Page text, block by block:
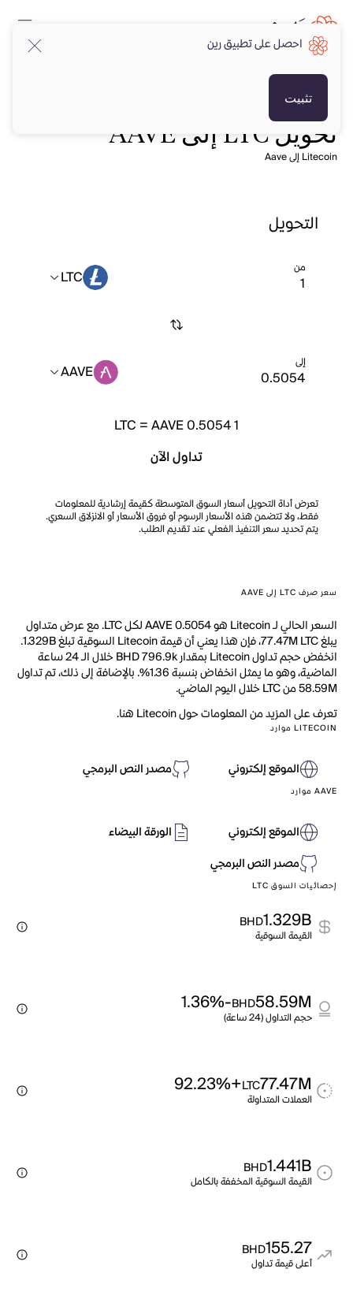
تحويل LTC إلى AAVE
Litecoin إلى Aave
التحويل
من LTC
إلى AAVE
1
LTC =AAVE 0.5054
تداول الآن
تعرض أداة التحويل أسعار السوق المتوسطة كقيمة إرشادية للمعلومات
فقط، ولا تتضمن هذه الأسعار الرسوم أو فروق الأسعار أو الانزلاق السعري.
يتم تحديد سعر التنفيذ الفعلي عند تقديم الطلب.
سعر صرف LTC إلى AAVE
السعر الحالي لـ Litecoin هو AAVE 0.5054 لكل LTC. مع عرض متداول
يبلغ 77.47M LTC، فإن هذا يعني أن قيمة Litecoin السوقية تبلغ 1.329B.
انخفض حجم تداول Litecoin بمقدار BHD 796.9k خلال الـ 24 ساعة
الماضية، وهو ما يمثل انخفاض بنسبة 1.36%. بالإضافة إلى ذلك، تم تداول
58.59M من LTC خلال اليوم الماضي.
تعرف على المزيد من المعلومات حول Litecoin هنا.
LITECOIN موارد
الموقع إلكتروني مصدر النص البرمجي
AAVE موارد
الموقع إلكتروني
الورقة البيضاء
مصدر النص البرمجي
إحصائيات السوق LTC
1.329B
BHD
القيمة السوقية
58.59M
BHD
-1.36%
حجم التداول (24 ساعة)
77.47M
LTC
+92.23%
العملات المتداولة
1.441B
BHD
القيمة السوقية المخففة بالكامل
155.27
BHD
أعلى قيمة تداول
احصل على تطبيق رين
تثبيت